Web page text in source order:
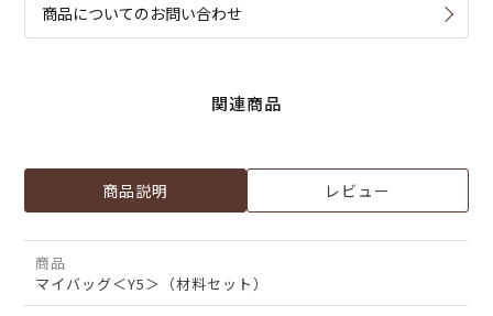
商品についてのお問い合わせ
関連商品
商品説明 レビュー
商品
マイバッグ＜Y5＞（材料セット）